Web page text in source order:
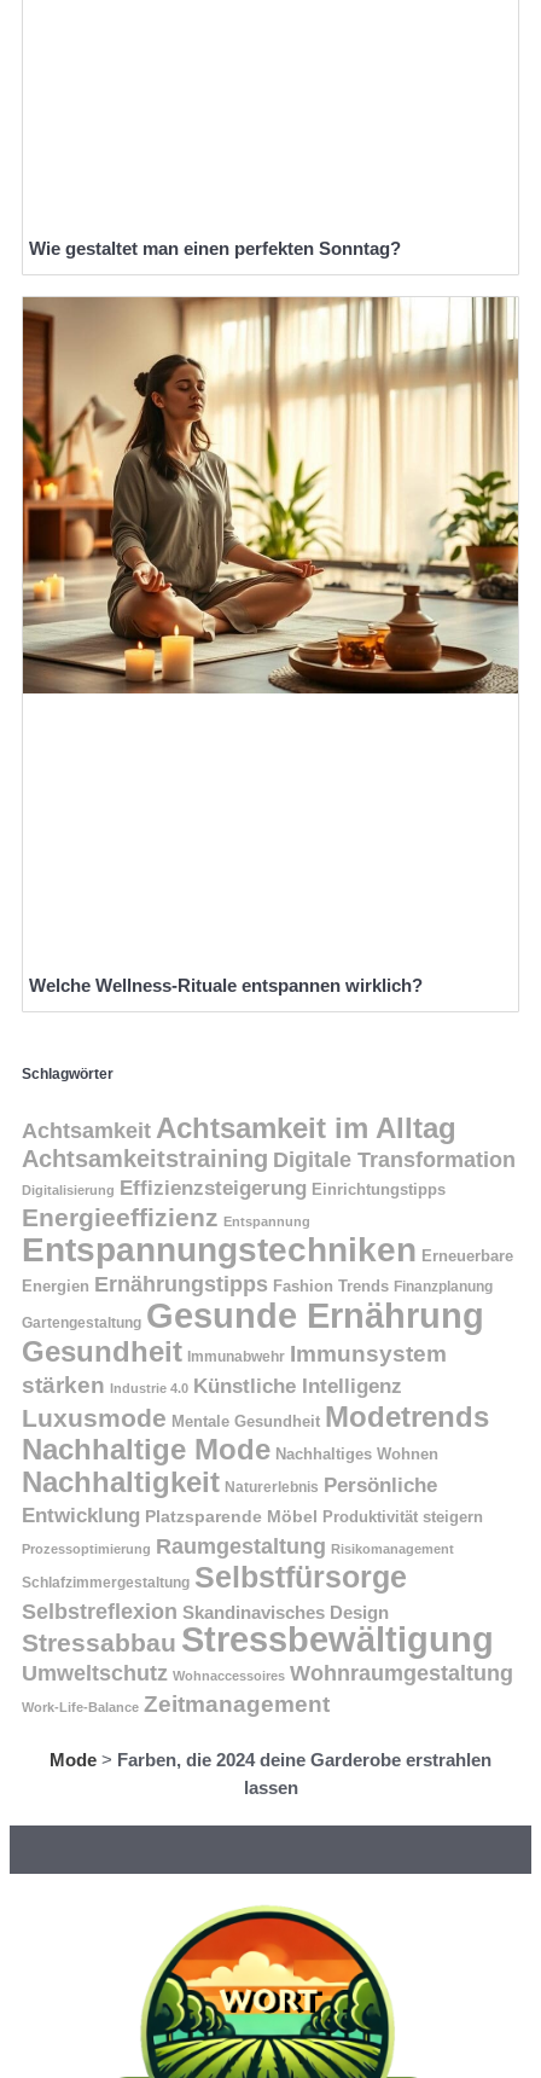
Wie gestaltet man einen perfekten Sonntag?
Welche Wellness-Rituale entspannen wirklich?
Schlagwörter
Achtsamkeit Achtsamkeit im Alltag
Achtsamkeitstraining Digitale Transformation
Digitalisierung Effizienzsteigerung Einrichtungstipps
Energieeffizienz Entspannung
Entspannungstechniken Erneuerbare
Energien Ernährungstipps Fashion Trends Finanzplanung
Gartengestaltung Gesunde Ernährung
Gesundheit Immunabwehr Immunsystem
stärken
Industrie 4.0 Künstliche Intelligenz
Luxusmode Mentale Gesundheit Modetrends
Nachhaltige Mode Nachhaltiges Wohnen
Nachhaltigkeit Naturerlebnis Persönliche
Entwicklung Platzsparende Möbel Produktivität steigern
Prozessoptimierung Raumgestaltung Risikomanagement
Schlafzimmergestaltung Selbstfürsorge
Selbstreflexion Skandinavisches Design
Stressabbau Stressbewältigung
Umweltschutz Wohnaccessoires Wohnraumgestaltung
Work-Life-Balance Zeitmanagement
Mode > Farben, die 2024 deine Garderobe erstrahlen
lassen